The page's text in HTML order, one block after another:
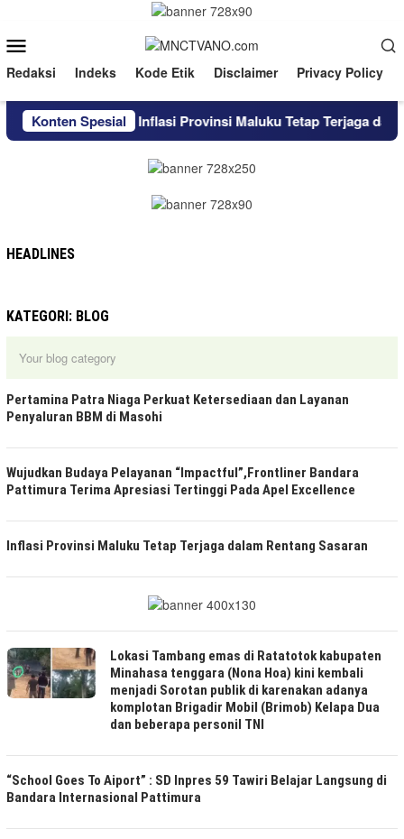
konten
Mobile
Redaksi Indeks Kode Etik Disclaimer Privacy Policy
Konten SpesialInflasi Provinsi Maluku Tetap Terjaga dalam
HEADLINES
KATEGORI: BLOG
Your blog category
Pertamina Patra Niaga Perkuat Ketersediaan dan Layanan
Penyaluran BBM di Masohi
Wujudkan Budaya Pelayanan “Impactful”,Frontliner Bandara
Pattimura Terima Apresiasi Tertinggi Pada Apel Excellence
Inflasi Provinsi Maluku Tetap Terjaga dalam Rentang Sasaran
Lokasi Tambang emas di Ratatotok kabupaten
Minahasa tenggara (Nona Hoa) kini kembali
menjadi Sorotan publik di karenakan adanya
komplotan Brigadir Mobil (Brimob) Kelapa Dua
dan beberapa personil TNI
“School Goes To Aiport” : SD Inpres 59 Tawiri Belajar Langsung di
Bandara Internasional Pattimura